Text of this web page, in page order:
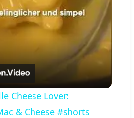
Cheese Lover:
& Cheese #shorts